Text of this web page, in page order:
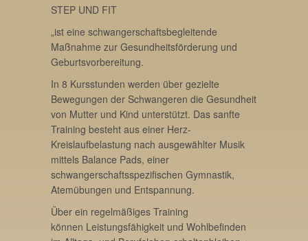
STEP UND FIT
„ist eine schwangerschaftsbegleitende
Maßnahme zur Gesundheitsförderung und
Geburtsvorbereitung.
In 8 Kursstunden werden über gezielte
Bewegungen der Schwangeren die Gesundheit
von Mutter und Kind unterstützt. Das sanfte
Training besteht aus einer Herz-
Kreislaufbelastung nach ausgewählter Musik
mittels Balance Pads, einer
schwangerschaftsspezifischen Gymnastik,
Atemübungen und Entspannung.
Über ein regelmäßiges Training
können Leistungsfähigkeit und Wohlbefinden